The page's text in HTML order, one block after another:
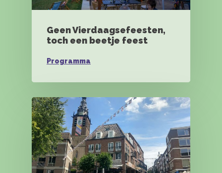
Geen Vierdaagsefeesten,
toch een beetje feest
Programma